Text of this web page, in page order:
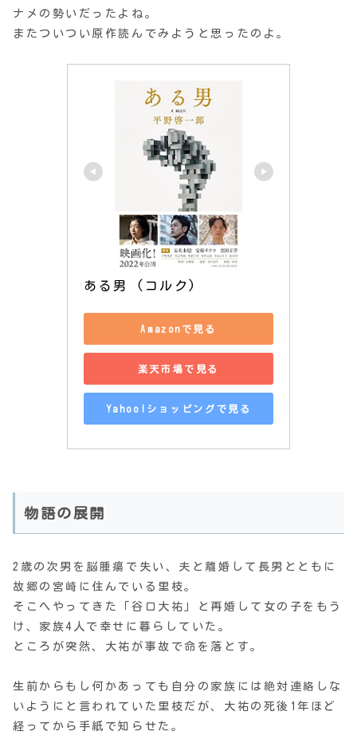
ナメの勢いだったよね。
またついつい原作読んでみようと思ったのよ。
ある男 (コルク)
Amazonで見る
楽天市場で見る
Yahoo!ショッピングで見る
物語の展開
2歳の次男を脳腫瘍で失い、夫と離婚して長男とともに
故郷の宮崎に住んでいる里枝。
そこへやってきた「谷口大祐」と再婚して女の子をもう
け、家族4人で幸せに暮らしていた。
ところが突然、大祐が事故で命を落とす。
生前からもし何かあっても自分の家族には絶対連絡しな
いようにと言われていた里枝だが、大祐の死後1年ほど
経ってから手紙で知らせた。